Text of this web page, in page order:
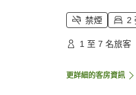
禁煙 2
1 至 7 名旅客
更詳細的客房資訊